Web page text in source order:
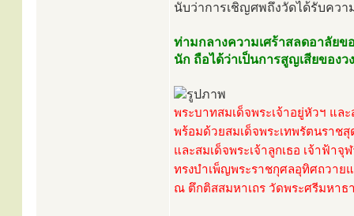
นับว่าการเชิญศพถึงวัดได้รับคว
ท่ามกลางความเศร้าสลดอาลัย
นัก ถือได้ว่าเป็นการสูญเสียของ
พระบาทสมเด็จพระเจ้าอยู่หัวฯ แล
พร้อมด้วยสมเด็จพระเทพรัตนราช
และสมเด็จพระเจ้าลูกเธอ เจ้าฟ้า
ทรงบำเพ็ญพระราชกุศลอุทิศถวา
ณ ตึกติสสมหาเถร วัดพระศรีมหา